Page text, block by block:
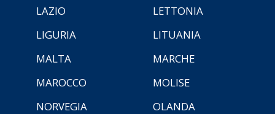
LAZIO
LETTONIA
LIGURIA
LITUANIA
MALTA
MARCHE
MAROCCO
MOLISE
NORVEGIA
OLANDA